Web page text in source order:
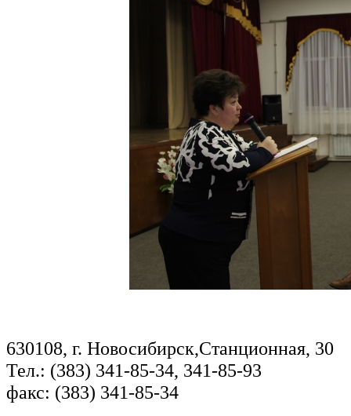
630108, г. Новосибирск,Станционная, 30
Тел.: (383) 341-85-34, 341-85-93
факс: (383) 341-85-34